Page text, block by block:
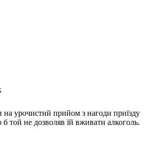
на урочистий прийом з нагоди приїзду
той не дозволяв їй вживати алкоголь.